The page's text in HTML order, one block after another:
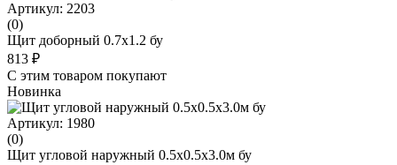
Артикул: 2203
(0)
Щит доборный 0.7x1.2 бу
813 ₽
С этим товаром покупают
Новинка
Артикул: 1980
(0)
Щит угловой наружный 0.5x0.5x3.0м бу